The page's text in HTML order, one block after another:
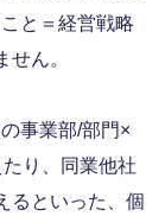
と＝経営戦略
ん。
事業部/部門×
り、同業他社
るといった、個